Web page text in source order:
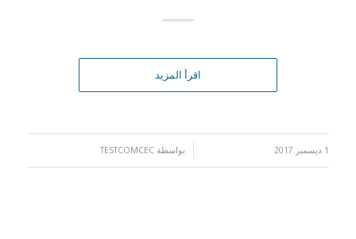
اقرأ المزيد
1 ديسمبر 2017 بواسطةTESTCOMCEC